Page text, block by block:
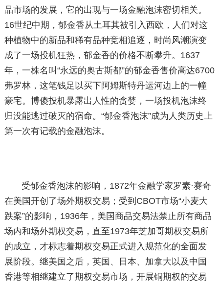
品市场的发展，它的出现与一场金融泡沫密切相关。
16世纪中期，郁金香从土耳其被引入西欧，人们对这
种植物中的新品和稀有品种竞相追逐，时尚风潮演变
成了一场投机狂热，郁金香的价格不断攀升。1637
年，一株名叫“永远的奥古斯都”的郁金香售价高达6700
弗罗林，这笔钱足以买下阿姆斯特丹运河边上的一幢
豪宅。博傻投机暴露出人性的贪婪，一场投机泡沫终
归没能逃过破灭的宿命。“郁金香泡沫”成为人类历史上
第一次有记载的金融泡沫。
受郁金香泡沫的影响，1872年金融学家罗素·赛奇
在美国开创了场外期权交易；受到CBOT市场“小麦大
跌案”的影响，1936年，美国商品交易法禁止所有商品
场内和场外期权交易，直至1973年芝加哥期权交易所
的成立，才标志着期权交易正式进入规范化的全面发
展阶段。继美国之后，英国、日本、加拿大以及中国
香港等相继建立了期权交易市场，开展铜期权的交易